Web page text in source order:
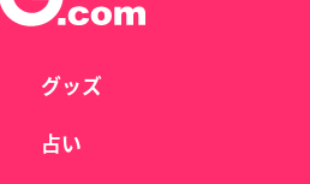
グッズ
占い